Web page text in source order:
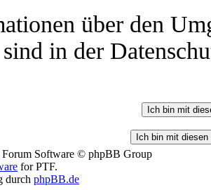
über den
in der
Software © phpBB Group
for PTF.
durch phpBB.de